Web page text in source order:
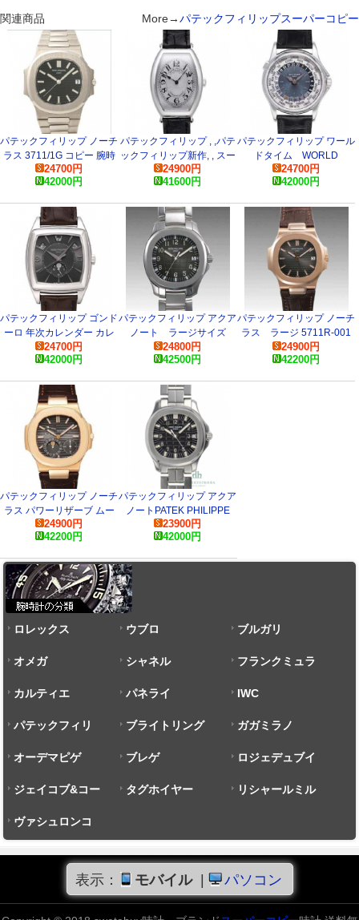
関連商品 More→パテックフィリップスーパーコピー
パテックフィリップ ノーチ
ラス 3711/1G コピー 腕時
計
24700円
42000円
パテックフィリップ , ,パテ
ックフィリップ新作, , スー
パーコピー 時計
24900円
41600円
パテックフィリップ ワール
ドタイム WORLD
TIME 5110P スーパーコ
ピー 時計
24700円
42000円
パテックフィリップ ゴンド
ーロ 年次カレンダー カレ
ンダリオ 5135G コピー 腕
時計
24700円
42000円
パテックフィリップ アクア
ノート ラージサイズ
5167/1A-001 コピー 腕時
計
24800円
42500円
パテックフィリップ ノーチ
ラス ラージ 5711R-001
コピー 腕時計
24900円
42200円
パテックフィリップ ノーチ
ラス パワーリザーブ ムー
ンフェイズ 5712R コピ
ー 腕時計
24900円
42200円
パテックフィリップ アクア
ノートPATEK PHILIPPE
5065/1A コピー 時計
23900円
42000円
ロレックス ウブロ ブルガリ
オメガ シャネル フランクミュラ
ー
カルティエ パネライ IWC
パテックフィリ
ップ
ブライトリング ガガミラノ
オーデマピゲ ブレゲ ロジェデュブイ
ジェイコブ&コー タグホイヤー リシャールミル
ヴァシュロンコ
ンスタンタン
表示： モバイル | パソコン